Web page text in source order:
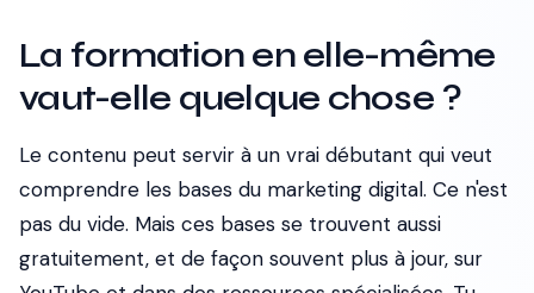
La formation en elle-même
vaut-elle quelque chose ?
Le contenu peut servir à un vrai débutant qui veut
comprendre les bases du marketing digital. Ce n'est
pas du vide. Mais ces bases se trouvent aussi
gratuitement, et de façon souvent plus à jour, sur